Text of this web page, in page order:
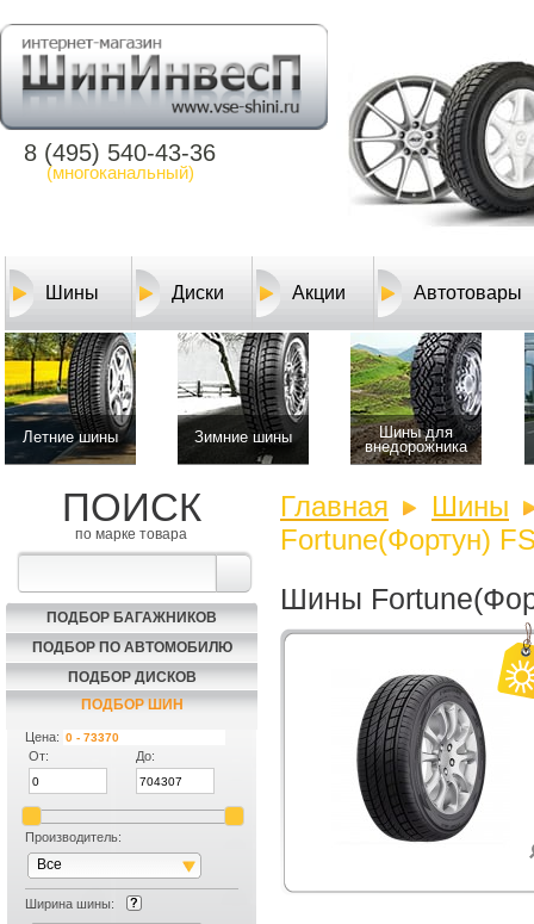
8 (495) 540-43-36
(многоканальный)
Шины Диски Акции Автотовары
Летние шины Зимние шины
Шины для
внедорожника
ПОИСК
по марке товара
ПОДБОР БАГАЖНИКОВ
ПОДБОР ПО АВТОМОБИЛЮ
ПОДБОР ДИСКОВ
ПОДБОР ШИН
Цена:
От:
До:
Производитель:
Все
Ширина шины:
Главная
Шины
Fortune(Фортун)
Шины